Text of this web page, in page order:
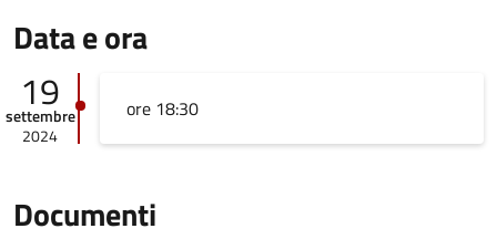
Data e ora
19
settembre
2024
ore 18:30
Documenti